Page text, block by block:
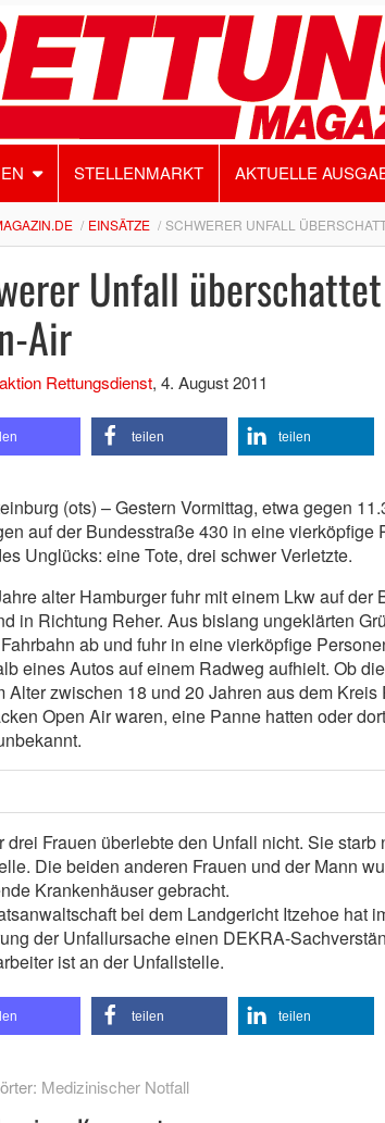
STELLENMARKT AKTUELLE
EINSÄTZE SCHWERER UNFALL
Unfall
Air
Rettungsdienst, 4. August 2011
teilen teilen
(ots) – Gestern Vormittag, etwa gegen
auf der Bundesstraße 430 in eine vierköpfige
Unglücks: eine Tote, drei schwer Verletzte.
alter Hamburger fuhr mit einem Lkw auf der
in Richtung Reher. Aus bislang ungeklärten
ab und fuhr in eine vierköpfige
eines Autos auf einem Radweg aufhielt. Ob
Alter zwischen 18 und 20 Jahren aus dem Kreis
Open Air waren, eine Panne hatten oder
drei Frauen überlebte den Unfall nicht. Sie starb
Die beiden anderen Frauen und der Mann
Krankenhäuser gebracht.
bei dem Landgericht Itzehoe hat
der Unfallursache einen DEKRA-
ist an der Unfallstelle.
teilen teilen
Medizinischer Notfall